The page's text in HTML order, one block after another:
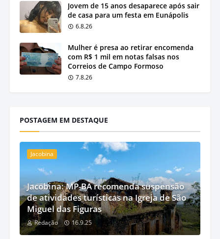
Jovem de 15 anos desaparece após sair
de casa para um festa em Eunápolis
6.8.26
Mulher é presa ao retirar encomenda
com R$ 1 mil em notas falsas nos
Correios de Campo Formoso
7.8.26
POSTAGEM EM DESTAQUE
Jacobina
Jacobina: MP-BA recomenda suspensão
de atividades turísticas na Igreja de São
Miguel das Figuras
Redação 16.9.25